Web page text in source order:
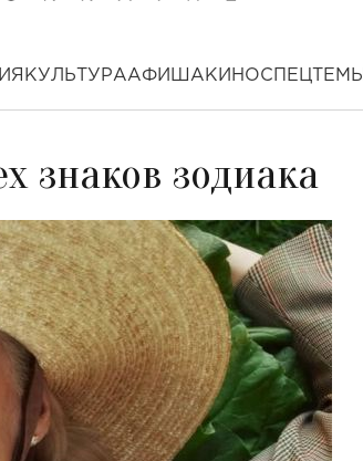
КУЛЬТУРААФИША КИНОСПЕЦТЕМЫ
знаков зодиака